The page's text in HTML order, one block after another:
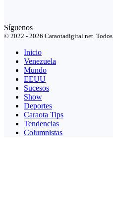
Síguenos
© 2022 - 2026 Caraotadigital.net. Todos
Inicio
Venezuela
Mundo
EEUU
Sucesos
Show
Deportes
Caraota Tips
Tendencias
Columnistas